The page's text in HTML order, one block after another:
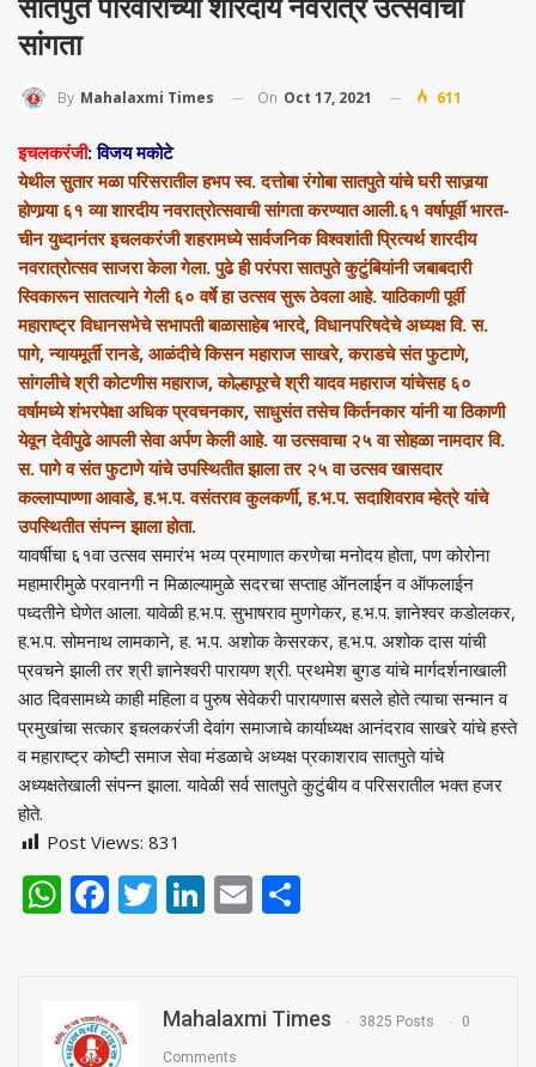
सातपुते परिवाराच्या शारदीय नवरात्र उत्सवाची
सांगता
By Mahalaxmi Times On Oct 17, 2021 611
इचलकरंजी: विजय मकोटे
येथील सुतार मळा परिसरातील हभप स्व. दत्तोबा रंगोबा सातपुते यांचे घरी साजर्‍या
होणार्‍या ६१ व्या शारदीय नवरात्रोत्सवाची सांगता करण्यात आली.६१ वर्षापूर्वी भारत-
चीन युध्दानंतर इचलकरंजी शहरामध्ये सार्वजनिक विश्‍वशांती प्रित्यर्थ शारदीय
नवरात्रोत्सव साजरा केला गेला. पुढे ही परंपरा सातपुते कुटुंबियांनी जबाबदारी
स्विकारून सातत्याने गेली ६० वर्षे हा उत्सव सुरू ठेवला आहे. याठिकाणी पूर्वी
महाराष्ट्र विधानसभेचे सभापती बाळासाहेब भारदे, विधानपरिषदेचे अध्यक्ष वि. स.
पागे, न्यायमूर्ती रानडे, आळंदीचे किसन महाराज साखरे, कराडचे संत फुटाणे,
सांगलीचे श्री कोटणीस महाराज, कोल्हापूरचे श्री यादव महाराज यांचेसह ६०
वर्षामध्ये शंभरपेक्षा अधिक प्रवचनकार, साधुसंत तसेच किर्तनकार यांनी या ठिकाणी
येवून देवीपुढे आपली सेवा अर्पण केली आहे. या उत्सवाचा २५ वा सोहळा नामदार वि.
स. पागे व संत फुटाणे यांचे उपस्थितीत झाला तर २५ वा उत्सव खासदार
कल्लाप्पाण्णा आवाडे, ह.भ.प. वसंतराव कुलकर्णी, ह.भ.प. सदाशिवराव म्हेत्रे यांचे
उपस्थितीत संपन्न झाला होता.
यावर्षीचा ६१वा उत्सव समारंभ भव्य प्रमाणात करणेचा मनोदय होता, पण कोरोना
महामारीमुळे परवानगी न मिळाल्यामुळे सदरचा सप्ताह ऑनलाईन व ऑफलाईन
पध्दतीने घेणेत आला. यावेळी ह.भ.प. सुभाषराव मुणगेकर, ह.भ.प. ज्ञानेश्‍वर कडोलकर,
ह.भ.प. सोमनाथ लामकाने, ह. भ.प. अशोक केसरकर, ह.भ.प. अशोक दास यांची
प्रवचने झाली तर श्री ज्ञानेश्‍वरी पारायण श्री. प्रथमेश बुगड यांचे मार्गदर्शनाखाली
आठ दिवसामध्ये काही महिला व पुरुष सेवेकरी पारायणास बसले होते त्याचा सन्मान व
प्रमुखांचा सत्कार इचलकरंजी देवांग समाजाचे कार्याध्यक्ष आनंदराव साखरे यांचे हस्ते
व महाराष्ट्र कोष्टी समाज सेवा मंडळाचे अध्यक्ष प्रकाशराव सातपुते यांचे
अध्यक्षतेखाली संपन्न झाला. यावेळी सर्व सातपुते कुटुंबीय व परिसरातील भक्त हजर
होते.
Post Views: 831
WhatsApp
Facebook
Twitter
LinkedIn
Email
Mahalaxmi Times 3825 Posts 0
Comments